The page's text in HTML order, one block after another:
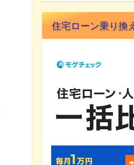
住宅ローン乗り換